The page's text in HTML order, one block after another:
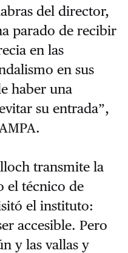
del director,
parado de recibir
en las
en sus
haber una
su entrada”,
transmite la
el técnico de
el instituto:
accesible. Pero
y las vallas y